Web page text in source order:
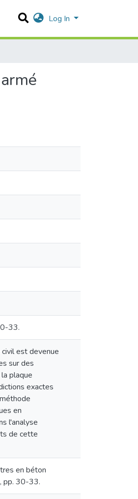
Log In
33.
est devenue
sur des
plaque
exactes
en
l'analyse
de cette
en béton
pp. 30-33.